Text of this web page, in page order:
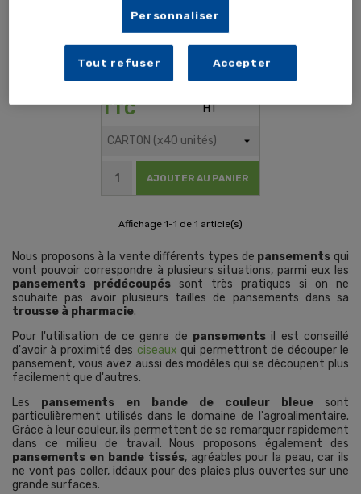
TTC
HT
AJOUTER AU PANIER
Affichage 1-1 de 1 article(s)
Nous proposons à la vente différents types de pansements qui
vont pouvoir correspondre à plusieurs situations, parmi eux les
pansements prédécoupés sont très pratiques si on ne
souhaite pas avoir plusieurs tailles de pansements dans sa
trousse à pharmacie.
Pour l'utilisation de ce genre de pansements il est conseillé
d'avoir à proximité des ciseaux qui permettront de découper le
pansement, vous avez aussi des modèles qui se découpent plus
facilement que d'autres.
Les pansements en bande de couleur bleue sont
particulièrement utilisés dans le domaine de l'agroalimentaire.
Grâce à leur couleur, ils permettent de se remarquer rapidement
dans ce milieu de travail. Nous proposons également des
pansements en bande tissés, agréables pour la peau, car ils
ne vont pas coller, idéaux pour des plaies plus ouvertes sur une
grande surfaces.
Personnaliser
Tout refuser Accepter